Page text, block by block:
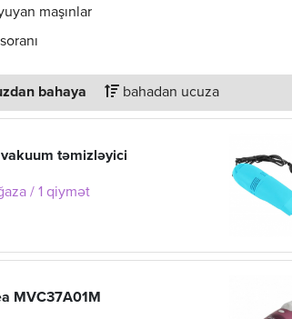
maşınlar
bahaya bahadan ucuza
vakuum təmizləyici
/ 1 qiymət
MVC37A01M